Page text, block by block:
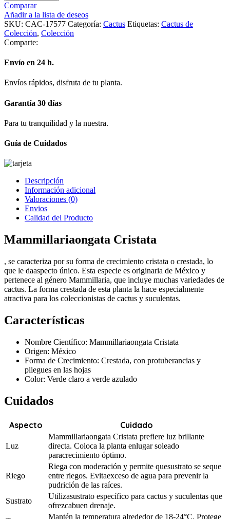
Comparar
Añadir a la lista de deseos
SKU: CAC-17577 Categoría: Cactus Etiquetas: Cactus de
Colección, Colección
Comparte:
Envío en 24 h.
Envíos rápidos, disfruta de tu planta.
Garantía 30 días
Para tu tranquilidad y la nuestra.
Guía de Cuidados
Descripción
Información adicional
Valoraciones (0)
Envios
Calidad del Producto
Mammillariaongata Cristata
, se caracteriza por su forma de crecimiento cristata o crestada, lo
que le daaspecto único. Esta especie es originaria de México y
pertenece al género Mammillaria, que incluye muchas variedades de
cactus. La forma crestada de esta planta la hace especialmente
atractiva para los coleccionistas de cactus y suculentas.
Características
Nombre Científico: Mammillariaongata Cristata
Origen: México
Forma de Crecimiento: Crestada, con protuberancias y
pliegues en las hojas
Color: Verde claro a verde azulado
Cuidados
Aspecto Cuidado
Luz
Mammillariaongata Cristata prefiere luz brillante
directa. Coloca la planta enlugar soleado
paracrecimiento óptimo.
Riego
Riega con moderación y permite quesustrato se seque
entre riegos. Evitaexceso de agua para prevenir la
pudrición de las raíces.
Sustrato
Utilizasustrato específico para cactus y suculentas que
ofrezcabuen drenaje.
Mantén la temperatura alrededor de 18-24°C. Protege